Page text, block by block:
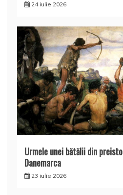
24 iulie 2026
Urmele unei bătălii din
Danemarca
23 iulie 2026